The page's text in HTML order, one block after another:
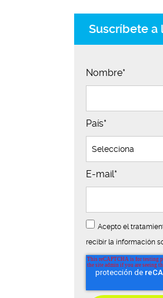
Suscríbete
Nombre*
País*
E-mail*
Acepto el
recibir la información